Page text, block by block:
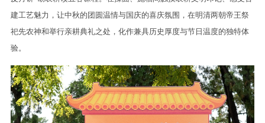
建工艺魅力，让中秋的团圆温情与国庆的喜庆氛围，在明清两朝帝王祭
祀先农神和举行亲耕典礼之处，化作兼具历史厚度与节日温度的独特体
验。